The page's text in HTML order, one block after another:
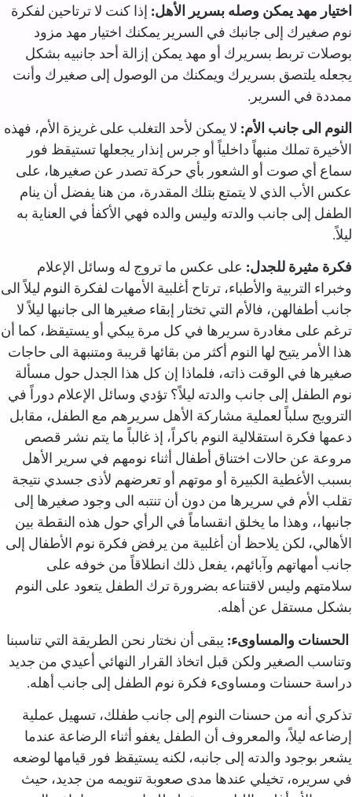
اختيار مهد يمكن وصله بسرير الأهل: إذا كنت لا ترتاحين لفكرة
نوم صغيرك إلى جانبك في السرير يمكنك اختيار مهد مزود
بوصلات تربط بسريرك أو مهد يمكن إزالة أحد جانبيه بشكل
يجعله يلتصق بسريرك ويمكنك من الوصول إلى صغيرك وأنت
ممددة في السرير.‏
النوم الى جانب الأم: لا يمكن لأحد التغلب على غريزة الأم، فهذه
الأخيرة تملك منبهاً داخلياً أو جرس إنذار يجعلها تستيقظ فور
سماع أي صوت أو الشعور بأي حركة تصدر عن صغيرها، على
عكس الأب الذي لا يتمتع بتلك المقدرة، من هنا يفضل أن ينام
الطفل إلى جانب والدته وليس والده فهي الأكفأ في العناية به
ليلاً.‏
فكرة مثيرة للجدل: على عكس ما تروج له وسائل الإعلام
وخبراء التربية والأطباء، ترتاح أغلبية الأمهات لفكرة النوم ليلاً الى
جانب أطفالهن، فالأم التي تختار إبقاء صغيرها الى جانبها ليلاً لا
ترغم على مغادرة سريرها في كل مرة يبكي أو يستيقظ، كما أن
هذا الأمر يتيح لها النوم أكثر من بقائها قريبة ومتنبهة الى حاجات
صغيرها في الوقت ذاته، فلماذا إن كل هذا الجدل حول مسألة
نوم الطفل إلى جانب والدته ليلاً؟ تؤدي وسائل الإعلام دوراً في
الترويج سلباً لعملية مشاركة الأهل سريرهم مع الطفل، مقابل
دعمها فكرة استقلالية النوم باكراً، إذ غالباً ما يتم نشر قصص
مروعة عن حالات اختناق أطفال أثناء نومهم في سرير الأهل
بسبب الأغطية الكبيرة أو موتهم أو تعرضهم لأذى جسدي نتيجة
تقلب الأم في سريرها من دون أن تنتبه الى وجود صغيرها إلى
جانبها،، وهذا ما يخلق انقساماً في الرأي حول هذه النقطة بين
الأهالي، لكن يلاحظ أن أغلبية من يرفض فكرة نوم الأطفال إلى
جانب أمهاتهم وآبائهم، يفعل ذلك انطلاقاً من خوفه على
سلامتهم وليس لاقتناعه بضرورة ترك الطفل يتعود على النوم
بشكل مستقل عن أهله.‏
الحسنات والمساوىء: يبقى أن نختار نحن الطريقة التي تناسبنا
وتناسب الصغير ولكن قبل اتخاذ القرار النهائي أعيدي من جديد
دراسة حسنات ومساوىء فكرة نوم الطفل إلى جانب أهله.‏
تذكري أنه من حسنات النوم إلى جانب طفلك، تسهيل عملية
إرضاعه ليلاً، والمعروف أن الطفل يغفو أثناء الرضاعة عندما
يشعر بوجود والدته إلى جانبه، لكنه يستيقظ فور قيامها لوضعه
في سريره، تخيلي عندها مدى صعوبة تنويمه من جديد، حيث